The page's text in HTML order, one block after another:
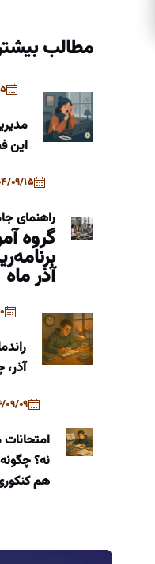
مطالب
این
09/15
راهنمای
گروه
آذر ماه
09/09
نه؟
هم